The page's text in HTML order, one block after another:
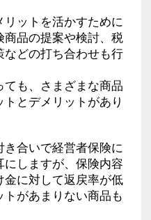
ットを活かすために
品の提案や検討、税
どの打ち合わせも行
も、さまざまな商品
とデメリットがあり
き合いで経営者保険に
しますが、保険内容
に対して返戻率が低
があまりない商品も